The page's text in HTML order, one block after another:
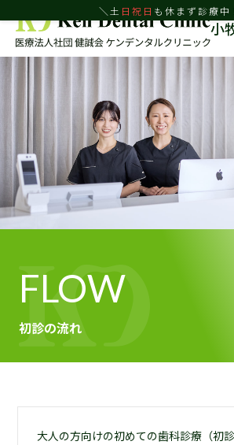
＼土 日 祝日 も休まず診療中
小
FLOW
初診の流れ
大人の方向けの初めての歯科診療（初